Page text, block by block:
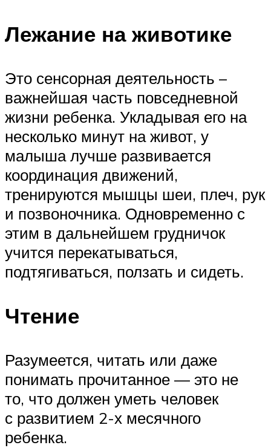
Лежание на животике
Это сенсорная деятельность –
важнейшая часть повседневной
жизни ребенка. Укладывая его на
несколько минут на живот, у
малыша лучше развивается
координация движений,
тренируются мышцы шеи, плеч, рук
и позвоночника. Одновременно с
этим в дальнейшем грудничок
учится перекатываться,
подтягиваться, ползать и сидеть.
Чтение
Разумеется, читать или даже
понимать прочитанное — это не
то, что должен уметь человек
с развитием 2-х месячного
ребенка.